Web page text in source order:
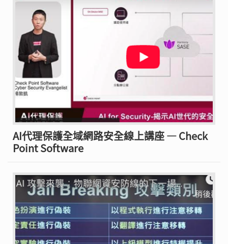
AI代理保護全域網路安全線上講座 — Check
Point Software